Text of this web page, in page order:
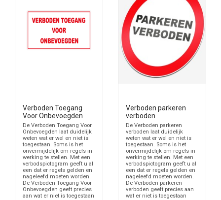
Verboden Toegang
Voor Onbevoegden
De Verboden Toegang Voor
Onbevoegden laat duidelijk
weten wat er wel en niet is
toegestaan. Soms is het
onvermijdelijk om regels in
werking te stellen. Met een
verbodspictogram geeft u al
een dat er regels gelden en
nageleefd moeten worden.
De Verboden Toegang Voor
Onbevoegden geeft precies
aan wat er niet is toegestaan
Verboden parkeren
verboden
De Verboden parkeren
verboden laat duidelijk
weten wat er wel en niet is
toegestaan. Soms is het
onvermijdelijk om regels in
werking te stellen. Met een
verbodspictogram geeft u al
een dat er regels gelden en
nageleefd moeten worden.
De Verboden parkeren
verboden geeft precies aan
wat er niet is toegestaan